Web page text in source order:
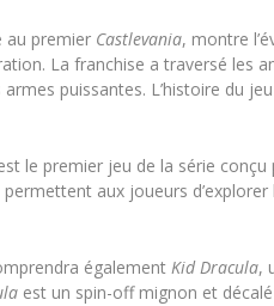
au premier Castlevania, montre
La franchise a traversé les
puissantes. L’histoire du
le premier jeu de la série
aux joueurs
égalementKid Dracula,
est un spin-off mignon et